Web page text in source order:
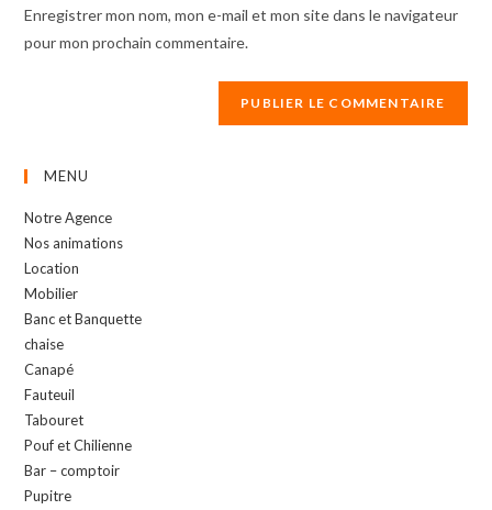
Enregistrer mon nom, mon e-mail et mon site dans le navigateur
pour mon prochain commentaire.
MENU
Notre Agence
Nos animations
Location
Mobilier
Banc et Banquette
chaise
Canapé
Fauteuil
Tabouret
Pouf et Chilienne
Bar – comptoir
Pupitre